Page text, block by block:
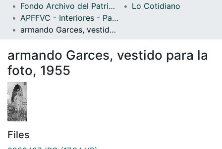
Statistics
Fondo Archivo del Patrimonio Fotográfico y Fílmico del Valle del Cauca
Lo Cotidiano
APFFVC - Interiores - Patrimonial
armando Garces, vestido para la foto, 1955
armando Garces, vestido para la
foto, 1955
Files